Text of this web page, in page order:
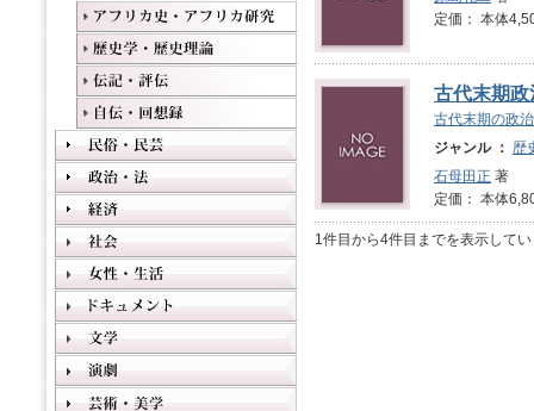
定価： 本体
古代末期政
古代末期の政
ジャンル ： 歴
石母田正 著
定価： 本体
1件目から4件目までを表示して